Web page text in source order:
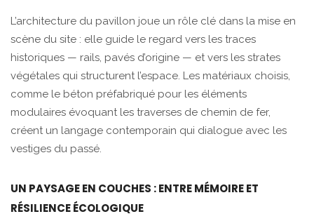
L’architecture du pavillon joue un rôle clé dans la mise en
scène du site : elle guide le regard vers les traces
historiques — rails, pavés d’origine — et vers les strates
végétales qui structurent l’espace. Les matériaux choisis,
comme le béton préfabriqué pour les éléments
modulaires évoquant les traverses de chemin de fer,
créent un langage contemporain qui dialogue avec les
vestiges du passé.
UN PAYSAGE EN COUCHES : ENTRE MÉMOIRE ET
RÉSILIENCE ÉCOLOGIQUE